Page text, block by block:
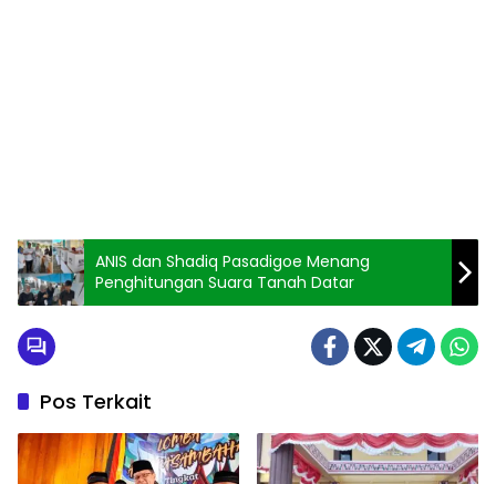
ANIS dan Shadiq Pasadigoe Menang
Penghitungan Suara Tanah Datar
Pos Terkait